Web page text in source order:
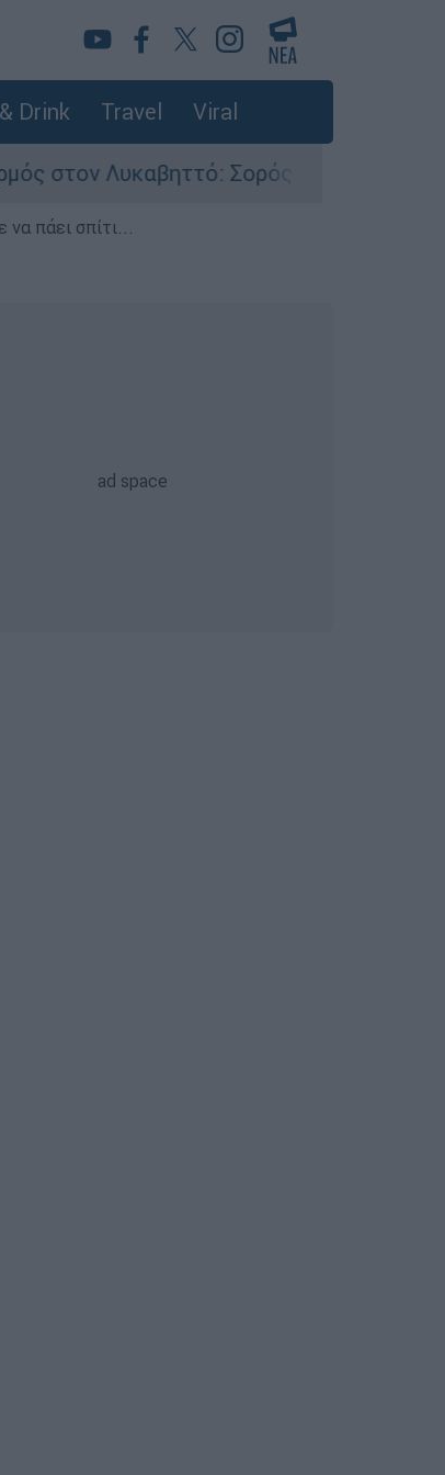
Drink Travel Viral
Σορός σε προχωρημένη σήψη
πάει σπίτι...